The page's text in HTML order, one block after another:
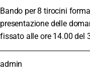
Bando per 8 tirocini
presentazione delle
fissato alle ore 14.00 del
admin